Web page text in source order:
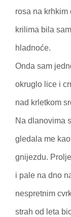
rosa na
krilima bila
hladnoće.
Onda sam
okruglo lice i
nad krletkom
Na dlanovima
gledala me
gnijezdu.
i pale na dno
nespretnim
strah od leta